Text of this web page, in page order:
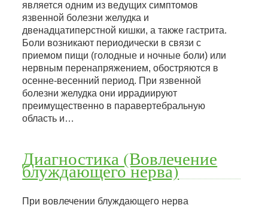
является одним из ведущих симптомов
язвенной болезни желудка и
двенадцатиперстной кишки, а также гастрита.
Боли возникают периодически в связи с
приемом пищи (голодные и ночные боли) или
нервным перенапряжением, обостряются в
осенне-весенний период. При язвенной
болезни желудка они иррадиируют
преимущественно в паравертебральную
область и…
Диагностика (Вовлечение
блуждающего нерва)
При вовлечении блуждающего нерва